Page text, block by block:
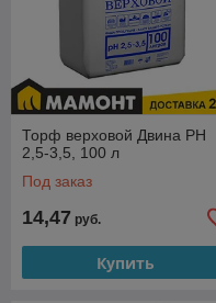
Торф верховой Двина PH
2,5-3,5, 100 л
Под заказ
14,47 руб.
Купить